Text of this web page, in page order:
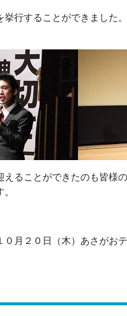
行することができました
えることができたのも皆様
０月２０日（木）あさがお